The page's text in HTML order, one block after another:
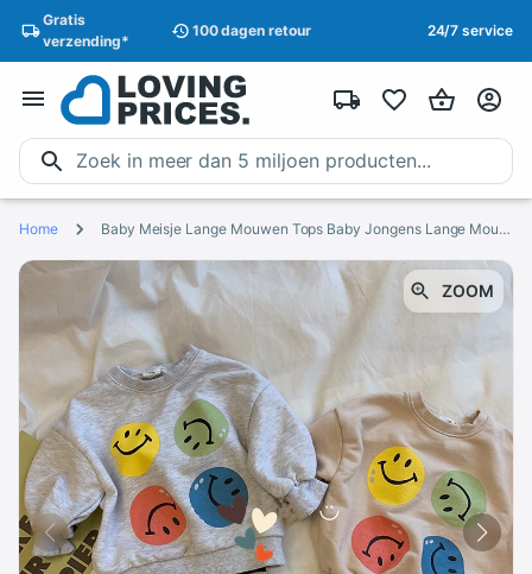
Gratis
verzending*
100 dagen retour 24/7 service
Home Baby Meisje Lange Mouwen Tops Baby Jongens Lange Mouwen Lente Herfst Sweatshirt Cartoon Print Katoenen T-shirt Mode Shirts
ZOOM